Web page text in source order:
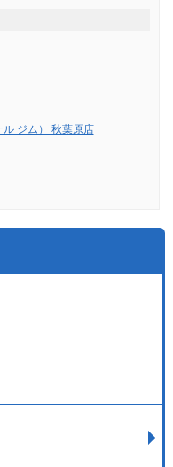
ジム） 秋葉原店